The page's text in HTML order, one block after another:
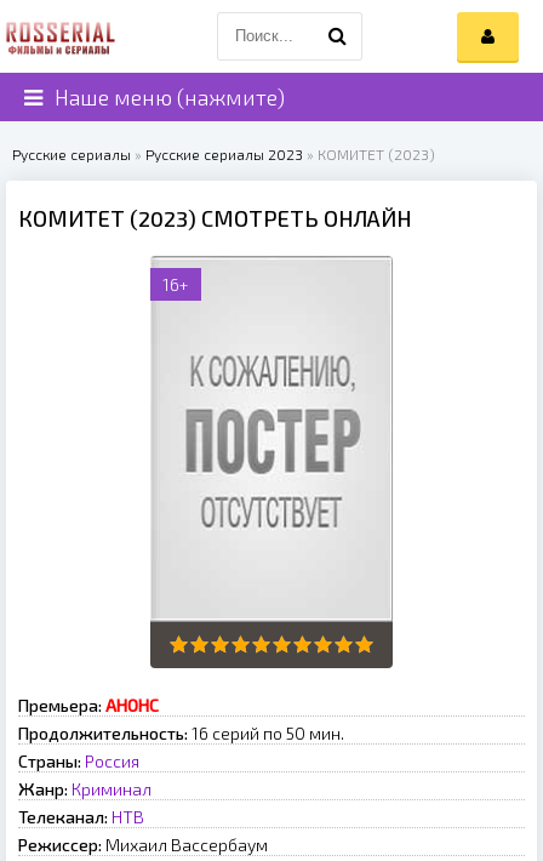
Наше меню (нажмите)
Русские сериалы » Русские сериалы 2023 » КОМИТЕТ (2023)
КОМИТЕТ (2023) СМОТРЕТЬ ОНЛАЙН
16+
Премьера: АНОНС
Продолжительность: 16 серий по 50 мин.
Страны: Россия
Жанр: Криминал
Телеканал: НТВ
Режиссер: Михаил Вассербаум